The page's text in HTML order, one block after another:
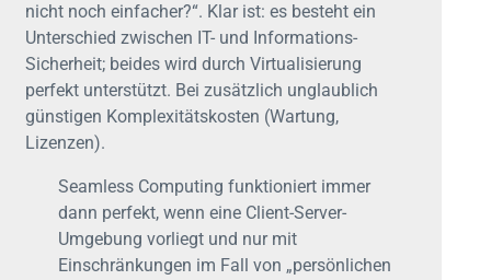
nicht noch einfacher?“. Klar ist: es besteht ein
Unterschied zwischen IT- und Informations-
Sicherheit; beides wird durch Virtualisierung
perfekt unterstützt. Bei zusätzlich unglaublich
günstigen Komplexitätskosten (Wartung,
Lizenzen).
Seamless Computing funktioniert immer
dann perfekt, wenn eine Client-Server-
Umgebung vorliegt und nur mit
Einschränkungen im Fall von „persönlichen